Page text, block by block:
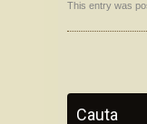
This entry was
Cauta